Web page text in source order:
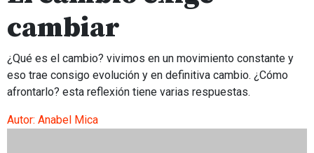
cambiar
¿Qué es el cambio? vivimos en un movimiento constante y
eso trae consigo evolución y en definitiva cambio. ¿Cómo
afrontarlo? esta reflexión tiene varias respuestas.
Autor: Anabel Mica